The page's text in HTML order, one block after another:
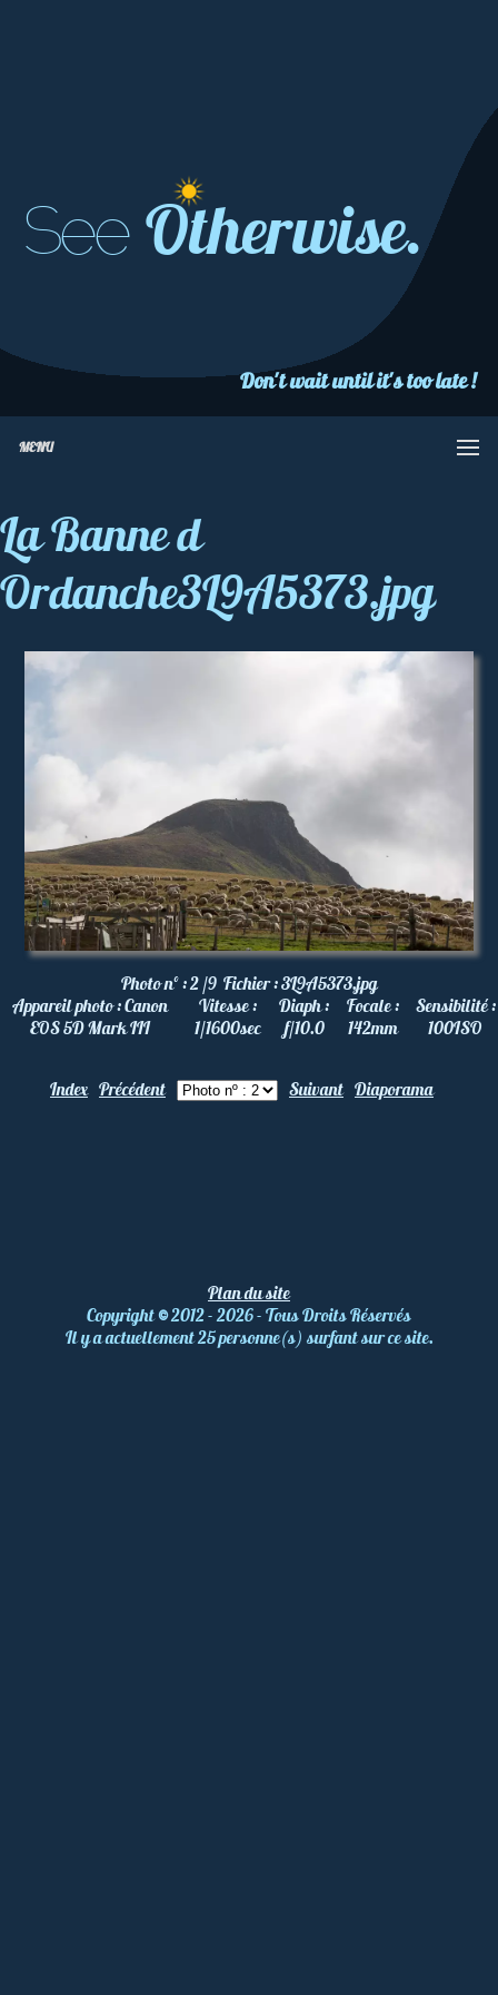
See Otherwise.
Don't wait until it's too late !
MENU
La Banne d
Ordanche3L9A5373.jpg
Photo nº :2 /9 Fichier :3L9A5373.jpg
Appareil photo :Canon
EOS 5D Mark III
Vitesse :
1/1600sec
Diaph :
f/10.0
Focale :
142mm
Sensibilité :
100ISO
Index Précédent Suivant Diaporama
Plan du site
Copyright©2012 - 2026 - Tous Droits Réservés
Il y a actuellement 25 personne(s) surfant sur ce site.